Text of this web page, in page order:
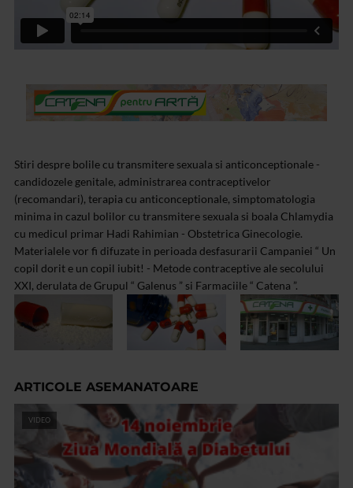
Stiri despre bolile cu transmitere sexuala si anticonceptionale -
candidozele genitale, administrarea contraceptivelor
(recomandari), terapia cu anticonceptionale, simptomatologia
minima in cazul bolilor cu transmitere sexuala si boala Chlamydia
cu medicul primar Hadi Rahimian - Obstetrica Ginecologie.
Materialele vor fi difuzate in perioada desfasurarii Campaniei “ Un
copil dorit e un copil iubit! - Metode contraceptive ale secolului
XXI, derulata de Grupul “ Galenus ” si Farmaciile “ Catena ”.
ARTICOLE ASEMANATOARE
VIDEO